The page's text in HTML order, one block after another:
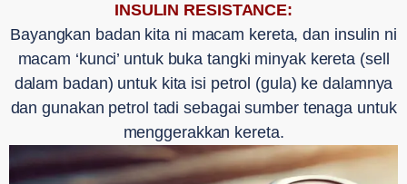
INSULIN RESISTANCE:
Bayangkan badan kita ni macam kereta, dan insulin ni
macam ‘kunci’ untuk buka tangki minyak kereta (sell
dalam badan) untuk kita isi petrol (gula) ke dalamnya
dan gunakan petrol tadi sebagai sumber tenaga untuk
menggerakkan kereta.